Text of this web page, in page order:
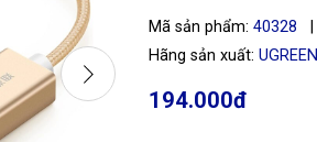
Mã sản phẩm: 40328
Hãng sản xuất: UGREEN
194.000đ